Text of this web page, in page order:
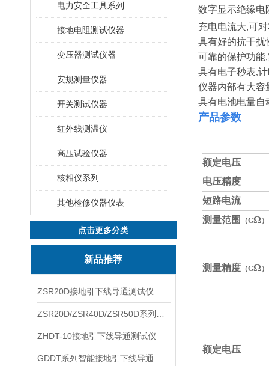
电力安全工具系列
接地电阻测试仪器
变压器测试仪器
安规测量仪器
开关测试仪器
红外线测温仪
高压试验仪器
核相仪系列
其他检修仪器仪表
点击更多分类
新品推荐
ZSR20D接地引下线导通测试仪
ZHDT-10接地引下线导通测试仪
数字显示绝缘电
充电电流大,可
具有好的抗干扰
可靠的保护功能,
具有电子秒表,
仪器内部有大容
具有电池电量自
产品参数
额定电压
电压精度
短路电流
测量范围
（GΩ ）
测量精度 （GΩ ）
额定电压